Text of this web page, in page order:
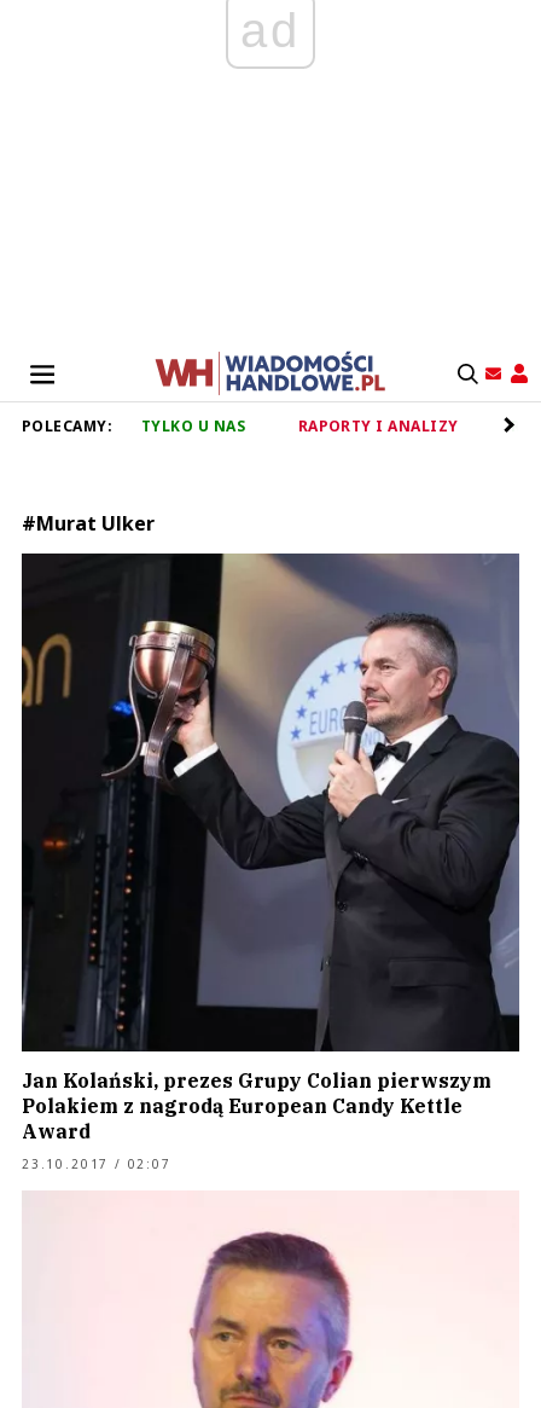
ad
POLECAMY: TYLKO U NAS RAPORTY I ANALIZY
#Murat Ulker
Jan Kolański, prezes Grupy Colian pierwszym
Polakiem z nagrodą European Candy Kettle
Award
23.10.2017 / 02:07